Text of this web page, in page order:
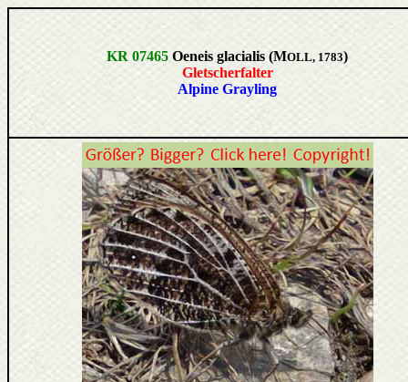
KR 07465 Oeneis glacialis (MOLL, 1783)
Gletscherfalter
Alpine Grayling